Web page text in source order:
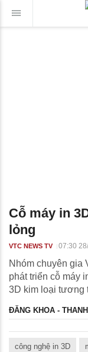
Cỗ máy in
lỏng
VTC NEWS TV 07:30
Nhóm chuyên gia
phát triển cỗ máy
3D kim loại tương
ĐĂNG KHOA -
công nghệ in 3D